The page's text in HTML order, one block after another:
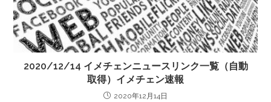
2020/12/14 イメチェンニュースリンク一覧（自動
取得）イメチェン速報
2020年12月14日